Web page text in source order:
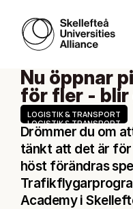
Nu öppnar
för fler -
LOGISTIK & TRANSPORT
LOGISTIK & TRANSPORT
Drömmer du om
tänkt att det är för
höst förändras
Academy i